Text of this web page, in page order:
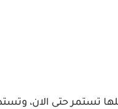
تستمر حتى الان،